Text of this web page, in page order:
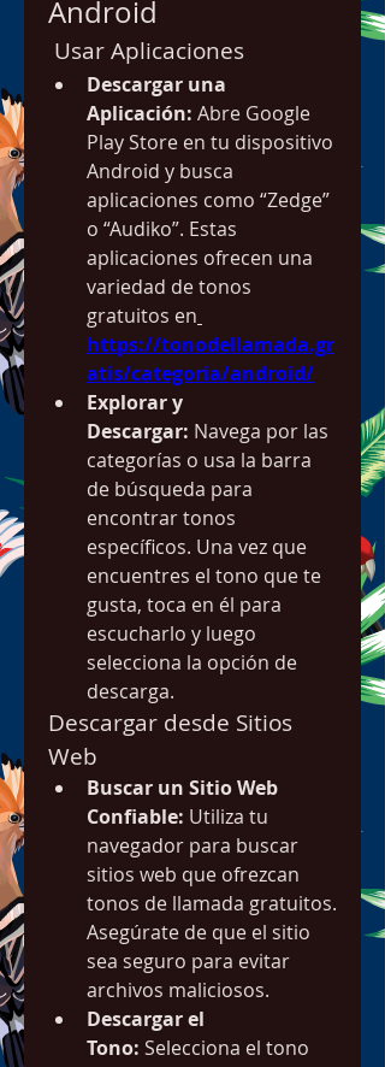
Android
Usar Aplicaciones
Descargar una
Aplicación: Abre Google
Play Store en tu dispositivo
Android y busca
aplicaciones como “Zedge”
o “Audiko”. Estas
aplicaciones ofrecen una
variedad de tonos
gratuitos en
https://tonodellamada.gr
atis/categoria/android/
Explorar y
Descargar: Navega por las
categorías o usa la barra
de búsqueda para
encontrar tonos
específicos. Una vez que
encuentres el tono que te
gusta, toca en él para
escucharlo y luego
selecciona la opción de
descarga.
Descargar desde Sitios
Web
Buscar un Sitio Web
Confiable: Utiliza tu
navegador para buscar
sitios web que ofrezcan
tonos de llamada gratuitos.
Asegúrate de que el sitio
sea seguro para evitar
archivos maliciosos.
Descargar el
Tono: Selecciona el tono